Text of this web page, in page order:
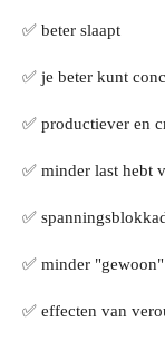
✅ beter slaapt
✅ je beter kunt
✅ productiever en
✅ minder last hebt
✅
✅ minder
✅ effecten van